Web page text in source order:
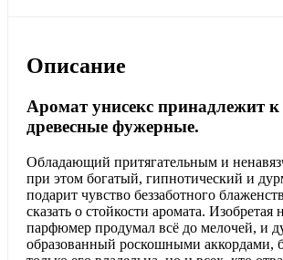
Описание
Аромат унисекс принадлежит к
древесные фужерные.
Обладающий притягательным и
при этом богатый, гипнотический и
подарит чувство беззаботного
сказать о стойкости аромата. Изобретая
парфюмер продумал всё до мелочей, и
образованный роскошными аккордами,